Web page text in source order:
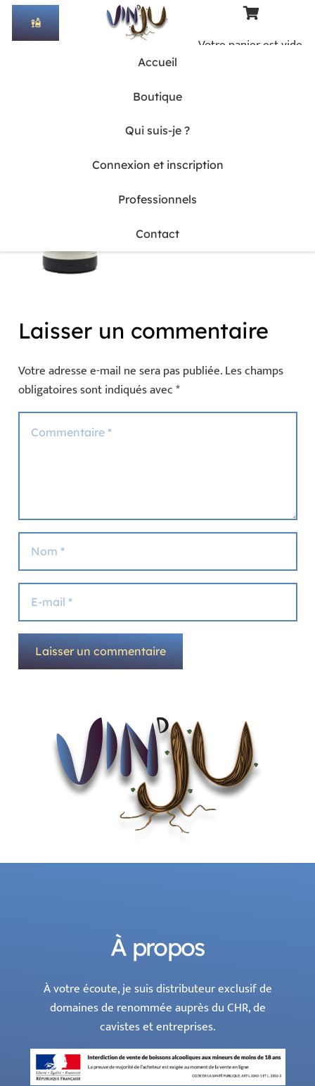
liquor
Votre panier est vide.
Accueil
Boutique
Qui suis-je ?
Connexion et inscription
Professionnels
Contact
Laisser un commentaire
Votre adresse e-mail ne sera pas publiée.Les champs
obligatoires sont indiqués avec*
Laisser un commentaire
À propos
À votre écoute, je suis distributeur exclusif de
domaines de renommée auprès du CHR, de
cavistes et entreprises.